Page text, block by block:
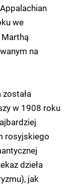
we
na
w 1908 roku
rosyjskiego
dzieła
jak